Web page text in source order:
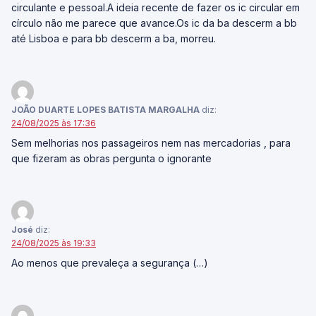
circulante e pessoal.A ideia recente de fazer os ic circular em
círculo não me parece que avance.Os ic da ba descerm a bb
até Lisboa e para bb descerm a ba, morreu.
JOÃO DUARTE LOPES BATISTA MARGALHA diz:
24/08/2025 às 17:36
Sem melhorias nos passageiros nem nas mercadorias , para
que fizeram as obras pergunta o ignorante
José diz:
24/08/2025 às 19:33
Ao menos que prevaleça a segurança (…)